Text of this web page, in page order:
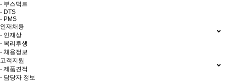
- 부스덕트
- DTS
- PMS
인재채용
- 인재상
- 복리후생
- 채용정보
고객지원
- 제품견적
- 담당자 정보